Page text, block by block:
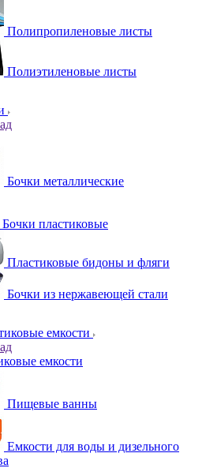
Полипропиленовые листы
Полиэтиленовые листы
Бочки металлические
Бочки пластиковые
Пластиковые бидоны и фляги
Бочки из нержавеющей стали
емкости
емкости
Пищевые ванны
Емкости для воды и дизельного